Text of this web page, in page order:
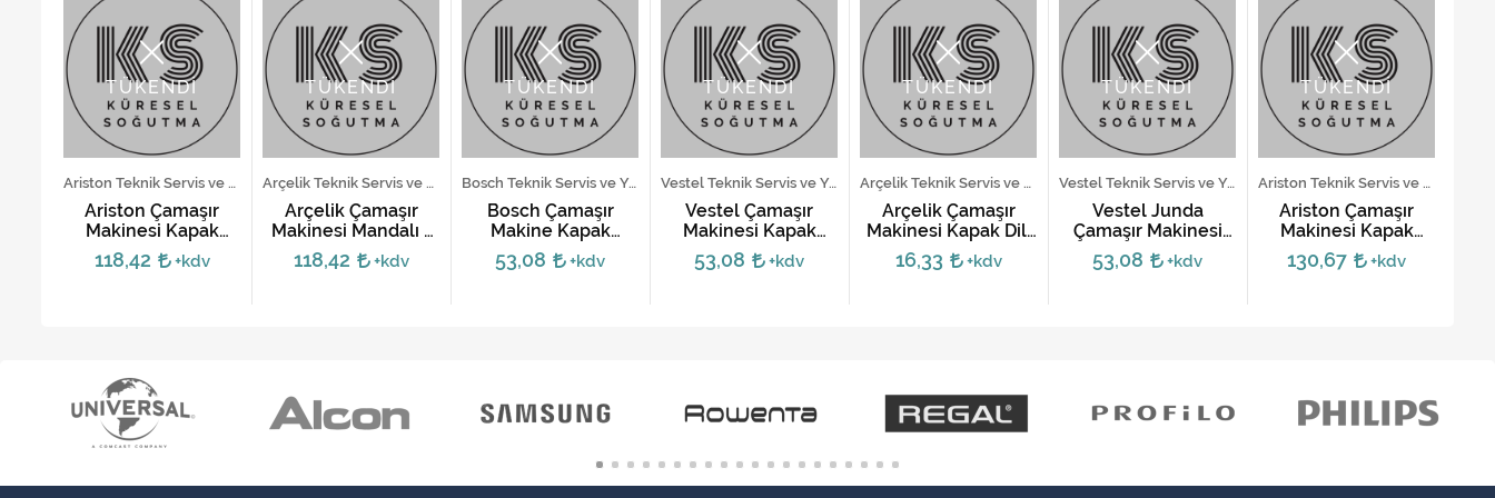
TÜKENDİ
Ariston Teknik Servis ve Yedek Parça Hizmetleri
Ariston Çamaşır
Makinesi Kapak
Mandalı -
C00116580
118,42 +kdv
TÜKENDİ
Arçelik Teknik Servis ve Yedek Parça Hizmetleri
Arçelik Çamaşır
Makinesi Mandalı -
Eski Tip
118,42 +kdv
TÜKENDİ
Bosch Teknik Servis ve Yedek Parça Hizmetleri
Bosch Çamaşır
Makine Kapak
Mandalı - Gri
53,08 +kdv
TÜKENDİ
Vestel Teknik Servis ve Yedek Parça Hizmetleri
Vestel Çamaşır
Makinesi Kapak
Mandalı - Beyaz
53,08 +kdv
TÜKENDİ
Arçelik Teknik Servis ve Yedek Parça Hizmetleri
Arçelik Çamaşır
Makinesi Kapak Dili
Kanca Yayı
16,33 +kdv
TÜKENDİ
Vestel Teknik Servis ve Yedek Parça Hizmetleri
Vestel Junda
Çamaşır Makinesi
Kapak Mandalı -
Beyaz
53,08 +kdv
TÜKENDİ
Ariston Teknik Servis ve Yedek Parça Hizmetleri
Ariston Çamaşır
Makinesi Kapak
Mandalı - C0075323
130,67 +kdv